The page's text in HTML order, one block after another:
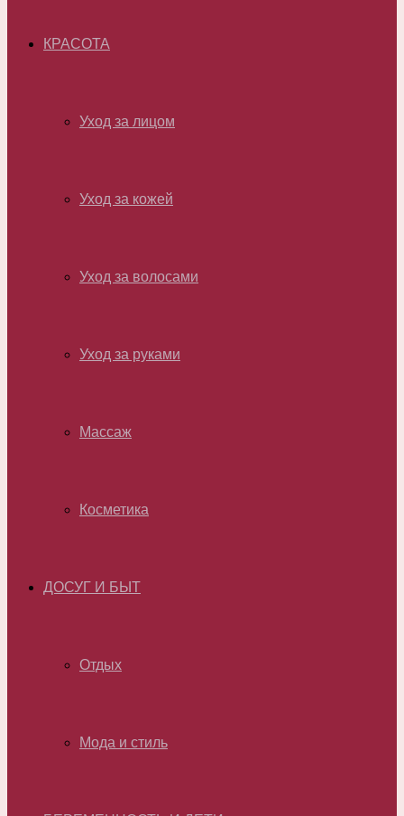
КРАСОТА
Уход за лицом
Уход за кожей
Уход за волосами
Уход за руками
Массаж
Косметика
ДОСУГ И БЫТ
Отдых
Мода и стиль